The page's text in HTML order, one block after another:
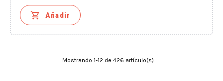
base
 Añadir
Mostrando 1-12 de 426 artículo(s)